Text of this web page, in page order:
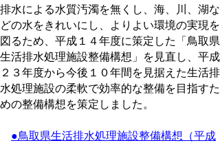
排水による水質汚濁を無くし、海、川、湖な
どの水をきれいにし、よりよい環境の実現を
図るため、平成１４年度に策定した「鳥取県
生活排水処理施設整備構想」を見直し、平成
２３年度から今後１０年間を見据えた生活排
水処理施設の柔軟で効率的な整備を目指すた
めの整備構想を策定しました。
●鳥取県生活排水処理施設整備構想（平成